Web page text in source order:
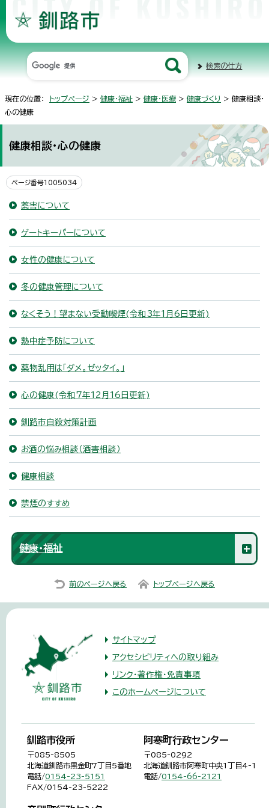
検索の仕方
現在の位置： トップページ > 健康・福祉 > 健康・医療 > 健康づくり > 健康相談・
心の健康
健康相談・心の健康
ページ番号1005034
薬害について
ゲートキーパーについて
女性の健康について
冬の健康管理について
なくそう！望まない受動喫煙(令和3年1月6日更新)
熱中症予防について
薬物乱用は「ダメ。ゼッタイ。」
心の健康(令和7年12月16日更新)
釧路市自殺対策計画
お酒の悩み相談（酒害相談）
健康相談
禁煙のすすめ
健康・福祉
前のページへ戻る トップページへ戻る
サイトマップ
アクセシビリティへの取り組み
リンク・著作権・免責事項
このホームページについて
釧路市役所
〒085-8505
北海道釧路市黒金町7丁目5番地
電話/0154-23-5151
FAX/0154-23-5222
阿寒町行政センター
〒085-0292
北海道釧路市阿寒町中央1丁目4-1
電話/0154-66-2121